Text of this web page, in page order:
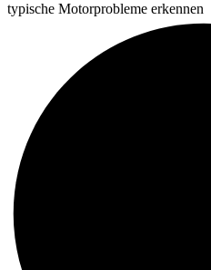
typische Motorprobleme erkennen